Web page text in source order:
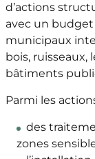
d’actions
avec un budget
municipaux
bois,
bâtiments
Parmi les
des
zones